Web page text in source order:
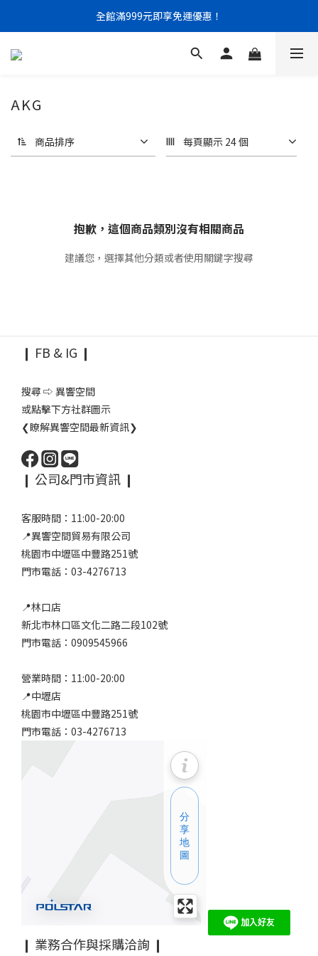
門市限定｜現金結帳不限金額 95 折
全館滿999元即享免運優惠！
門市限定｜現金結帳不限金額 95 折
AKG
商品排序 每頁顯示 24 個
抱歉，這個商品類別沒有相關商品
建議您，選擇其他分類或者使用關鍵字搜尋
❙ FB & IG ❙
搜尋 ⇨ 異響空間
或點擊下方社群圖示
❮瞭解異響空間最新資訊❯
❙ 公司&門市資訊 ❙
客服時間：11:00-20:00
📍異響空間貿易有限公司
桃園市中壢區中豐路251號
門市電話：03-4276713
📍林口店
新北市林口區文化二路二段102號
門市電話：0909545966
營業時間：11:00-20:00
📍中壢店
桃園市中壢區中豐路251號
門市電話：03-4276713
❙ 業務合作與採購洽詢 ❙